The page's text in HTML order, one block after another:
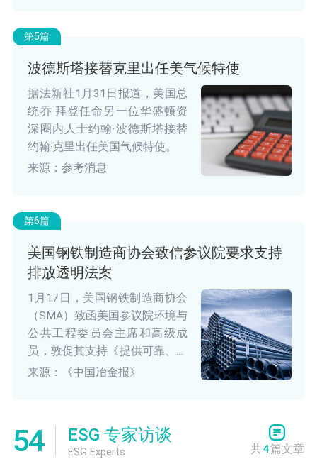
第5篇
波德斯塔接替克里出任美气候特使
据法新社1月31日报道，美国总
统乔·拜登任命另一位华盛顿资
深圈内人士约翰·波德斯塔接替
约翰·克里出任美国气候特使。
来源：参考消息
第6篇
美国钢铁制造商协会致信参议院要求支持
排放透明法案
1月17日，美国钢铁制造商协会
（SMA）致函美国参议院环境与
公共工程委员会主席和高级成
员，敦促其支持《提供可靠、客
观、可验证的排放强度和透明度
来源：《中国冶金报》
54 ESG 专家访谈
ESG Experts 共4篇文章